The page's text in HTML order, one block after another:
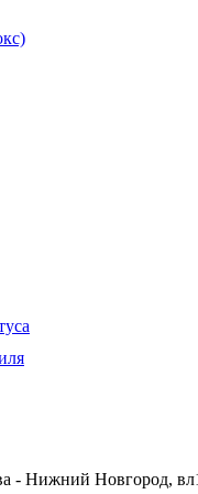
- Нижний Новгород,